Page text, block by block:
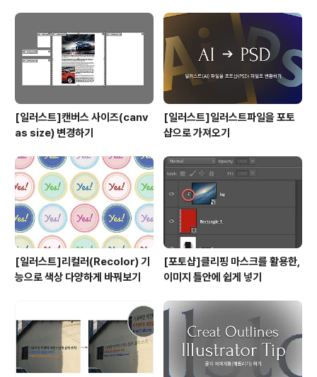
[일러스트]캔버스 사이즈(canv
as size) 변경하기
[일러스트]일러스트파일을 포토
샵으로 가져오기
[일러스트]리컬러(Recolor) 기
능으로 색상 다양하게 바꿔보기
[포토샵]클리핑 마스크를 활용한,
이미지 틀안에 쉽게 넣기